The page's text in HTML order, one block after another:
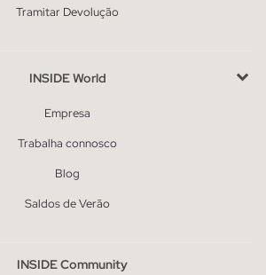
Tramitar Devolução
INSIDE World
Empresa
Trabalha connosco
Blog
Saldos de Verão
INSIDE Community